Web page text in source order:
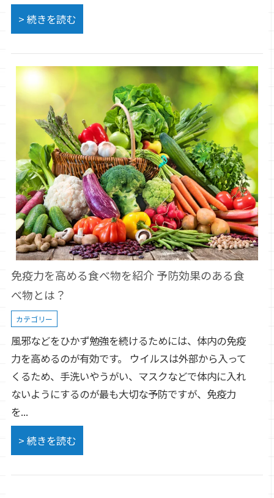
> 続きを読む
免疫力を高める食べ物を紹介 予防効果のある食
べ物とは？
カテゴリー
風邪などをひかず勉強を続けるためには、体内の免疫
力を高めるのが有効です。 ウイルスは外部から入って
くるため、手洗いやうがい、マスクなどで体内に入れ
ないようにするのが最も大切な予防ですが、免疫力
を...
> 続きを読む